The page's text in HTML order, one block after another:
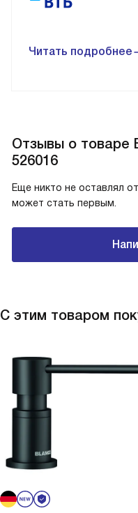
Читать подробнее
Отзывы о товаре
526016
Еще никто не оставлял
может стать первым.
С этим товаром